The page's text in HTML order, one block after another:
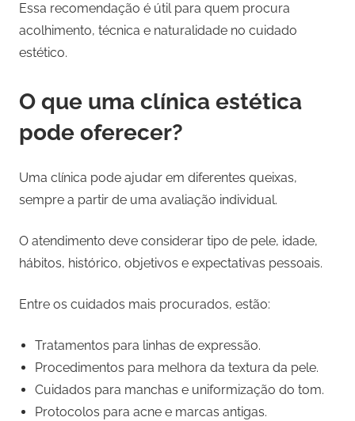
Essa recomendação é útil para quem procura
acolhimento, técnica e naturalidade no cuidado
estético.
O que uma clínica estética
pode oferecer?
Uma clínica pode ajudar em diferentes queixas,
sempre a partir de uma avaliação individual.
O atendimento deve considerar tipo de pele, idade,
hábitos, histórico, objetivos e expectativas pessoais.
Entre os cuidados mais procurados, estão:
Tratamentos para linhas de expressão.
Procedimentos para melhora da textura da pele.
Cuidados para manchas e uniformização do tom.
Protocolos para acne e marcas antigas.